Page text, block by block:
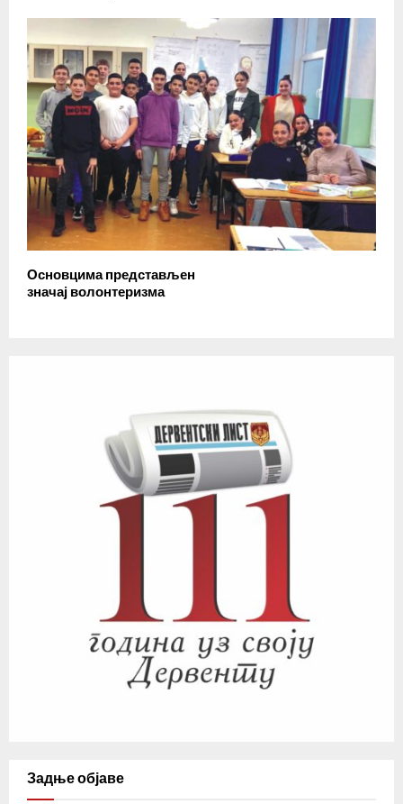
Основцима представљен
значај волонтеризма
Задње објаве